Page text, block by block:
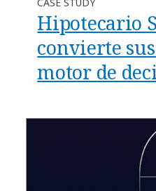
Hipotecario
convierte
motor de